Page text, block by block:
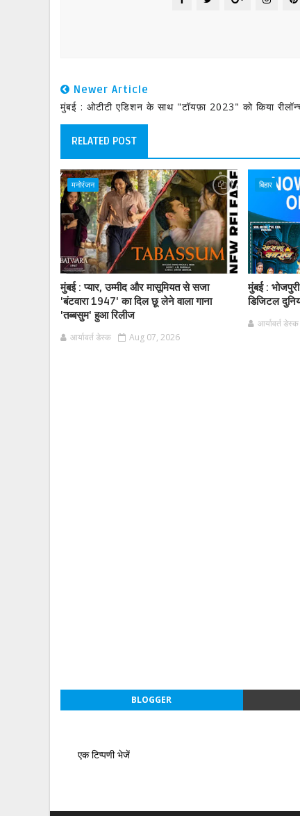
Newer Article
मुंबई : ओटीटी एडिशन के साथ "टॉयफ़ा 2023" को किया
RELATED POST
मनोरंजन
मुंबई : प्यार, उम्मीद और मासूमियत से सजा
'बंटवारा 1947' का दिल छू लेने वाला गाना
'तब्बसुम' हुआ रिलीज
आर्यावर्त डेस्क Aug 07, 2026
बिहार
मुंबई :
डिजिटल
आर्यावर्त डेस्क
BLOGGER
एक टिप्पणी भेजें